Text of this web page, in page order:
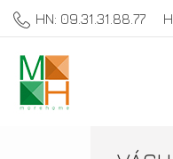
HN: 09.31.31.88.77
SẢN